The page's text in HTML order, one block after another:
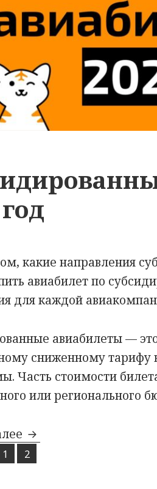
какие направления
авиабилет по
для каждой
авиабилеты —
сниженному тарифу
Часть стоимости
или регионального
Субсидированные
Страница
1 ,
Страница
2